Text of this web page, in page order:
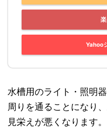
Yahoo
水槽用のライト・照明
周りを通ることになり
見栄えが悪くなります